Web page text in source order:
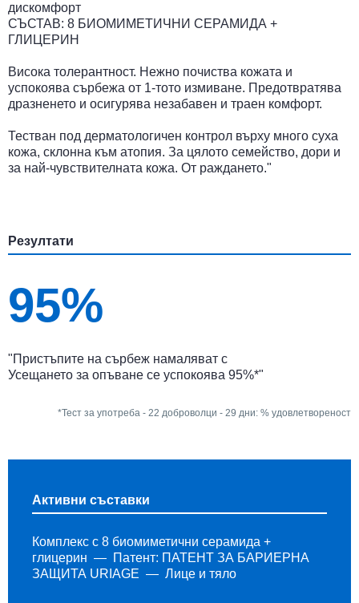
дискомфорт
СЪСТАВ: 8 БИОМИМЕТИЧНИ СЕРАМИДА +
ГЛИЦЕРИН
Висока толерантност. Нежно почиства кожата и
успокоява сърбежа от 1-тото измиване. Предотвратява
дразненето и осигурява незабавен и траен комфорт.
Тестван под дерматологичен контрол върху много суха
кожа, склонна към атопия. За цялото семейство, дори и
за най-чувствителната кожа. От раждането."
Резултати
95%
"Пристъпите на сърбеж намаляват с
Усещането за опъване се успокоява 95%*"
*Тест за употреба - 22 доброволци - 29 дни: % удовлетвореност
Активни съставки
Комплекс с 8 биомиметични серамида +
глицерин
Патент: ПАТЕНТ ЗА БАРИЕРНА
ЗАЩИТА URIAGE
Лице и тяло